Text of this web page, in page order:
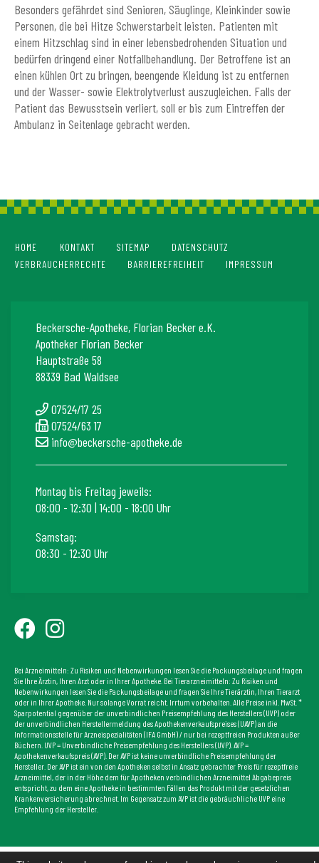
Besonders gefährdet sind Senioren, Säuglinge, Kleinkinder sowie
Personen, die bei Hitze Schwerstarbeit leisten. Patienten mit
einem Hitzschlag sind in einer lebensbedrohenden Situation und
bedürfen dringend einer Notfallbehandlung. Der Betroffene ist an
einen kühlen Ort zu bringen, beengende Kleidung ist zu entfernen
und der Wasser- sowie Elektrolytverlust auszugleichen. Falls der
Patient das Bewusstsein verliert, soll er bis zum Eintreffen der
Ambulanz in Seitenlage gebracht werden.
HOME KONTAKT SITEMAP
DATENSCHUTZ
VERBRAUCHERRECHTE
BARRIEREFREIHEIT IMPRESSUM
Beckersche-Apotheke, Florian Becker e.K.
Apotheker Florian Becker
Hauptstraße 58
88339 Bad Waldsee
07524/17 25
07524/63 17
info@beckersche-apotheke.de
Montag bis Freitag jeweils:
08:00 - 12:30 | 14:00 - 18:00 Uhr
Samstag:
08:30 - 12:30 Uhr
Bei Arzneimitteln: Zu Risiken und Nebenwirkungen lesen Sie die Packungsbeilage und fragen
Sie Ihre Ärztin, Ihren Arzt oder in Ihrer Apotheke. Bei Tierarzneimitteln: Zu Risiken und
Nebenwirkungen lesen Sie die Packungsbeilage und fragen Sie Ihre Tierärztin, Ihren Tierarzt
oder in Ihrer Apotheke. Nur solange Vorrat reicht. Irrtum vorbehalten. Alle Preise inkl. MwSt. *
Sparpotential gegenüber der unverbindlichen Preisempfehlung des Herstellers (UVP) oder
der unverbindlichen Herstellermeldung des Apothekenverkaufspreises (UAVP) an die
Informationsstelle für Arzneispezialitäten (IFA GmbH) / nur bei rezeptfreien Produkten außer
Büchern. UVP = Unverbindliche Preisempfehlung des Herstellers (UVP). AVP =
Apothekenverkaufspreis (AVP). Der AVP ist keine unverbindliche Preisempfehlung der
Hersteller. Der AVP ist ein von den Apotheken selbst in Ansatz gebrachter Preis für rezeptfreie
Arzneimittel, der in der Höhe dem für Apotheken verbindlichen Arzneimittel Abgabepreis
entspricht, zu dem eine Apotheke in bestimmten Fällen das Produkt mit der gesetzlichen
Krankenversicherung abrechnet. Im Gegensatz zum AVP ist die gebräuchliche UVP eine
Empfehlung der Hersteller.